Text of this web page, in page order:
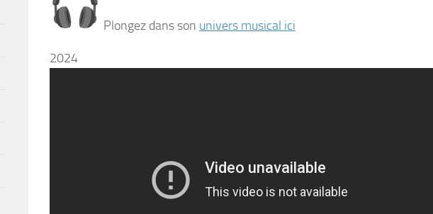
Plongez dans son univers musical ici
2024